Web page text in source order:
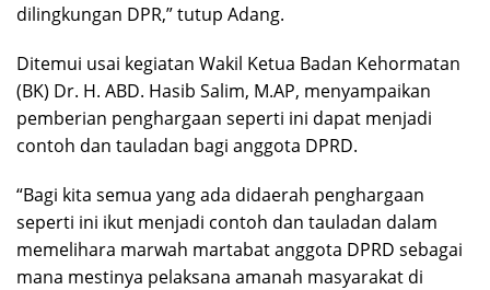
dilingkungan DPR,” tutup Adang.
Ditemui usai kegiatan Wakil Ketua Badan Kehormatan
(BK) Dr. H. ABD. Hasib Salim, M.AP, menyampaikan
pemberian penghargaan seperti ini dapat menjadi
contoh dan tauladan bagi anggota DPRD.
“Bagi kita semua yang ada didaerah penghargaan
seperti ini ikut menjadi contoh dan tauladan dalam
memelihara marwah martabat anggota DPRD sebagai
mana mestinya pelaksana amanah masyarakat di